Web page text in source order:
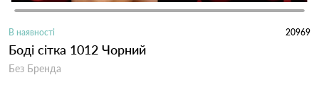
В наявності 20969
Боді сітка 1012 Чорний
Без Бренда